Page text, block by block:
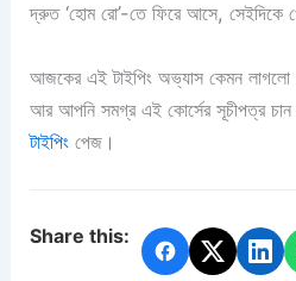
দ্রুত ‘হোম রো’-তে ফিরে আসে, সেইদিকে
আজকের এই টাইপিং অভ্যাস কেমন লাগলো
আর আপনি সমগ্র এই কোর্সের সূচীপত্র
টাইপিং পেজ।
Share this: